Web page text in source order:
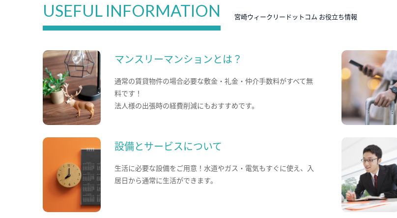
USEFUL INFORMATION 宮崎ウィークリードットコム お役立ち情報
マンスリーマンションとは？
通常の賃貸物件の場合必要な敷金・礼金・仲介手数料がすべて無
料です！
法人様の出張時の経費削減にもおすすめです。
設備とサービスについて
生活に必要な設備をご用意！水道やガス・電気もすぐに使え、入
居日から通常に生活ができます。